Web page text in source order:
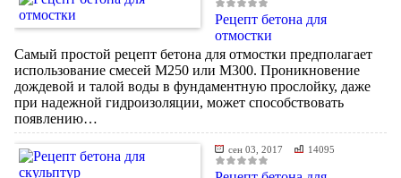
Рецепт бетона для
отмостки
Самый простой рецепт бетона для отмостки предполагает
использование смесей М250 или М300. Проникновение
дождевой и талой воды в фундаментную прослойку, даже
при надежной гидроизоляции, может способствовать
появлению…
сен 03, 2017 14095